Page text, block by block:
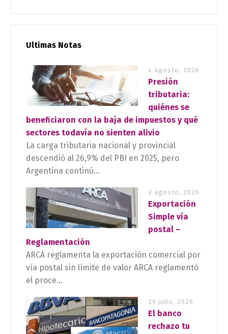
Ultimas Notas
4 agosto, 2026
Presión
tributaria:
quiénes se
beneficiaron con la baja de impuestos y qué
sectores todavía no sienten alivio
La carga tributaria nacional y provincial
descendió al 26,9% del PBI en 2025, pero
Argentina continú...
3 agosto, 2026
Exportación
Simple vía
postal –
Reglamentación
ARCA reglamenta la exportación comercial por
vía postal sin límite de valor ARCA reglamentó
el proce...
29 julio, 2026
El banco
rechazo tu